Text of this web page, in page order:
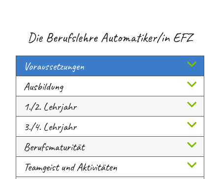
Die Berufslehre Automatiker/in EFZ
Voraussetzungen
Ausbildung
1./2. Lehrjahr
3./4. Lehrjahr
Berufsmaturität
Teamgeist und Aktivitäten